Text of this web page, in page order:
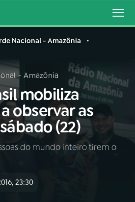
Buscar
AO VIVO
Nacional - Amazônia
- Amazônia
mobiliza
observar as
(22)
do mundo inteiro tirem o
23:30